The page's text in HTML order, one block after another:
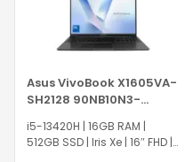
Asus VivoBook X1605VA-
SH2128 90NB10N3-
i5-13420H | 16GB RAM |
512GB SSD | Iris Xe | 16″ FHD |